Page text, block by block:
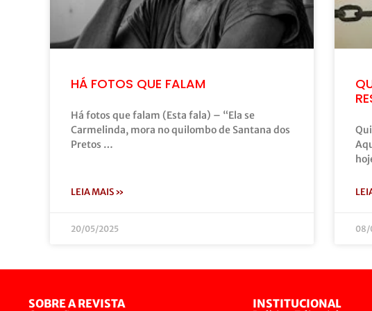
HÁ FOTOS QUE FALAM
Há fotos que falam (Esta fala) – “Ela se
Carmelinda, mora no quilombo de Santana dos
Pretos …
LEIA MAIS »
20/05/2025 08/
SOBRE A REVISTA
INSTITUCIONAL